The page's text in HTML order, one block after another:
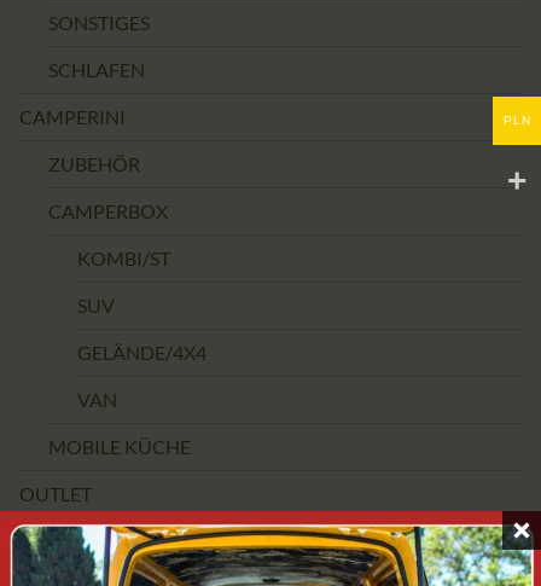
SONSTIGES
SCHLAFEN
CAMPERINI
ZUBEHÖR
CAMPERBOX
KOMBI/ST
SUV
GELÄNDE/4X4
VAN
MOBILE KÜCHE
OUTLET
PREISSPANNE
PLN